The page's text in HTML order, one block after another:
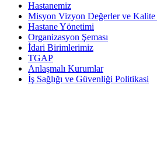
Hastanemiz
Misyon Vizyon Değerler ve Kalite
Hastane Yönetimi
Organizasyon Şeması
İdari Birimlerimiz
TGAP
Anlaşmalı Kurumlar
İş Sağlığı ve Güvenliği Politikasi